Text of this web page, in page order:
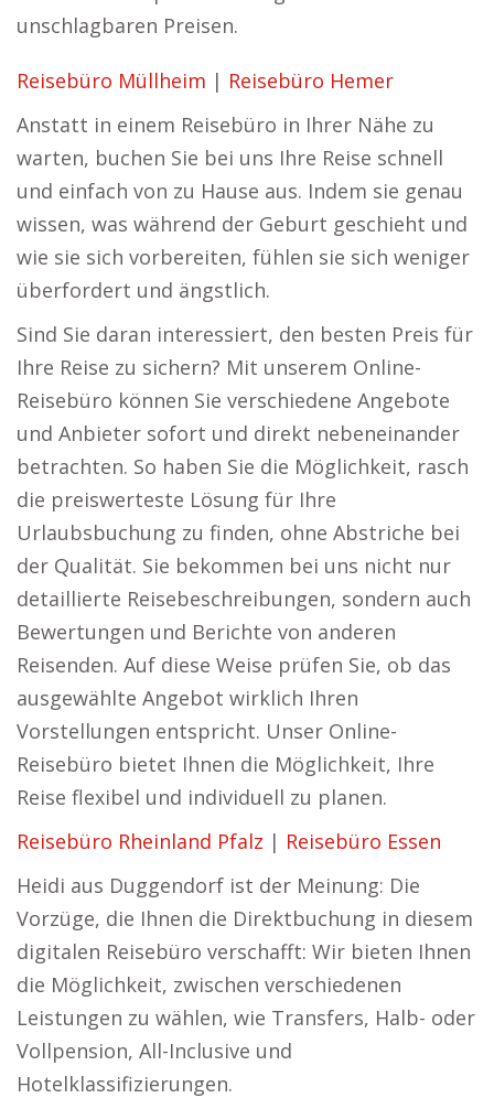
unschlagbaren Preisen.
Reisebüro Müllheim | Reisebüro Hemer
Anstatt in einem Reisebüro in Ihrer Nähe zu
warten, buchen Sie bei uns Ihre Reise schnell
und einfach von zu Hause aus. Indem sie genau
wissen, was während der Geburt geschieht und
wie sie sich vorbereiten, fühlen sie sich weniger
überfordert und ängstlich.
Sind Sie daran interessiert, den besten Preis für
Ihre Reise zu sichern? Mit unserem Online-
Reisebüro können Sie verschiedene Angebote
und Anbieter sofort und direkt nebeneinander
betrachten. So haben Sie die Möglichkeit, rasch
die preiswerteste Lösung für Ihre
Urlaubsbuchung zu finden, ohne Abstriche bei
der Qualität. Sie bekommen bei uns nicht nur
detaillierte Reisebeschreibungen, sondern auch
Bewertungen und Berichte von anderen
Reisenden. Auf diese Weise prüfen Sie, ob das
ausgewählte Angebot wirklich Ihren
Vorstellungen entspricht. Unser Online-
Reisebüro bietet Ihnen die Möglichkeit, Ihre
Reise flexibel und individuell zu planen.
Reisebüro Rheinland Pfalz | Reisebüro Essen
Heidi aus Duggendorf ist der Meinung: Die
Vorzüge, die Ihnen die Direktbuchung in diesem
digitalen Reisebüro verschafft: Wir bieten Ihnen
die Möglichkeit, zwischen verschiedenen
Leistungen zu wählen, wie Transfers, Halb- oder
Vollpension, All-Inclusive und
Hotelklassifizierungen.